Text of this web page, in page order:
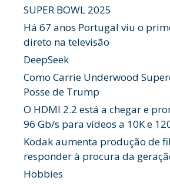
SUPER BOWL 2025
Há 67 anos Portugal viu o
direto na televisão
DeepSeek
Como Carrie Underwood
Posse de Trump
O HDMI 2.2 está a chegar e
96 Gb/s para vídeos a 10K e
Kodak aumenta produção de
responder à procura da
Hobbies